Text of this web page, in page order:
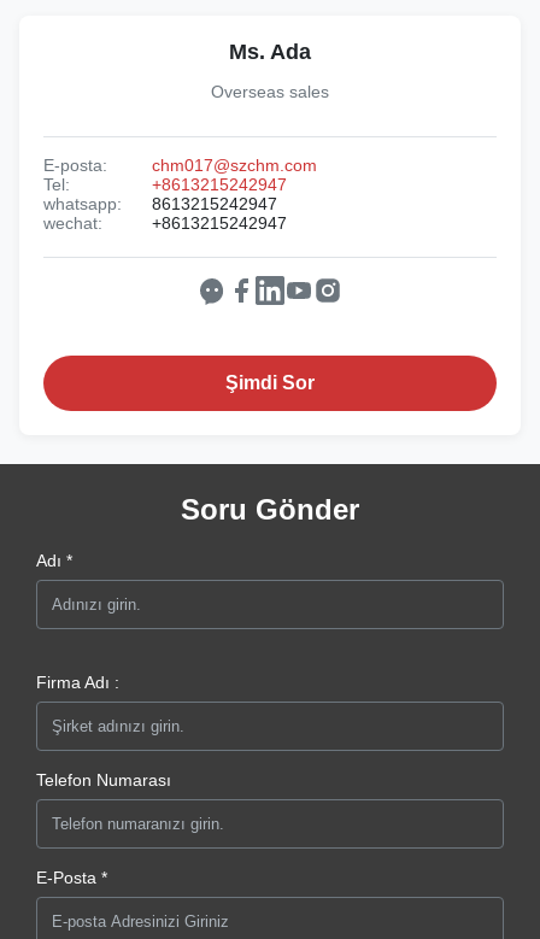
Ms. Ada
Overseas sales
E-posta:
chm017@szchm.com
Tel:
+8613215242947
whatsapp:
8613215242947
wechat:
+8613215242947
Şimdi Sor
Soru Gönder
Adı *
Firma Adı :
Telefon Numarası
E-Posta *